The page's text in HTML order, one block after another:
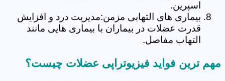
اسپرین.
بیماری های التهابی مزمن:مدیریت درد و افزایش
قدرت عضلات در بیماران با بیماری هایی مانند
التهاب مفاصل.
مهم ترین فواید فیزیوتراپی عضلات چیست؟